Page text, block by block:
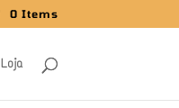
0 Items
Loja